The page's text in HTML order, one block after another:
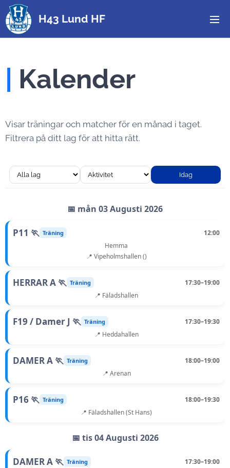
H43 Lund HF
Kalender
Visar träningar och matcher för en månad i taget.
Filtrera på ditt lag för att hitta rätt.
Idag
📅 mån 03 Augusti 2026
P11 🏃 Träning
12:00
Hemma
📍 Vipeholmshallen ()
HERRAR A 🏃 Träning
17:30–19:00
📍 Fäladshallen
F19 / Damer J 🏃 Träning
17:30–19:30
📍 Heddahallen
DAMER A 🏃 Träning
18:00–19:00
📍 Arenan
P16 🏃 Träning
18:00–19:30
📍 Fäladshallen (St Hans)
📅 tis 04 Augusti 2026
DAMER A 🏃 Träning
17:30–19:00